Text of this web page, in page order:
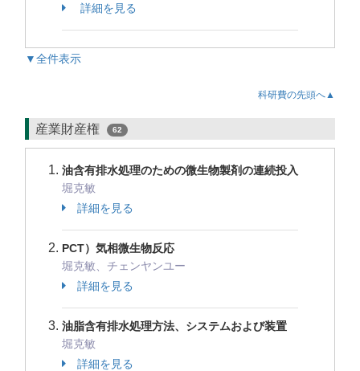
詳細を見る
▼全件表示
科研費の先頭へ▲
産業財産権 62
油含有排水処理のための微生物製剤の連続投入
堀克敏
詳細を見る
PCT）気相微生物反応
堀克敏、チェンヤンユー
詳細を見る
油脂含有排水処理方法、システムおよび装置
堀克敏
詳細を見る